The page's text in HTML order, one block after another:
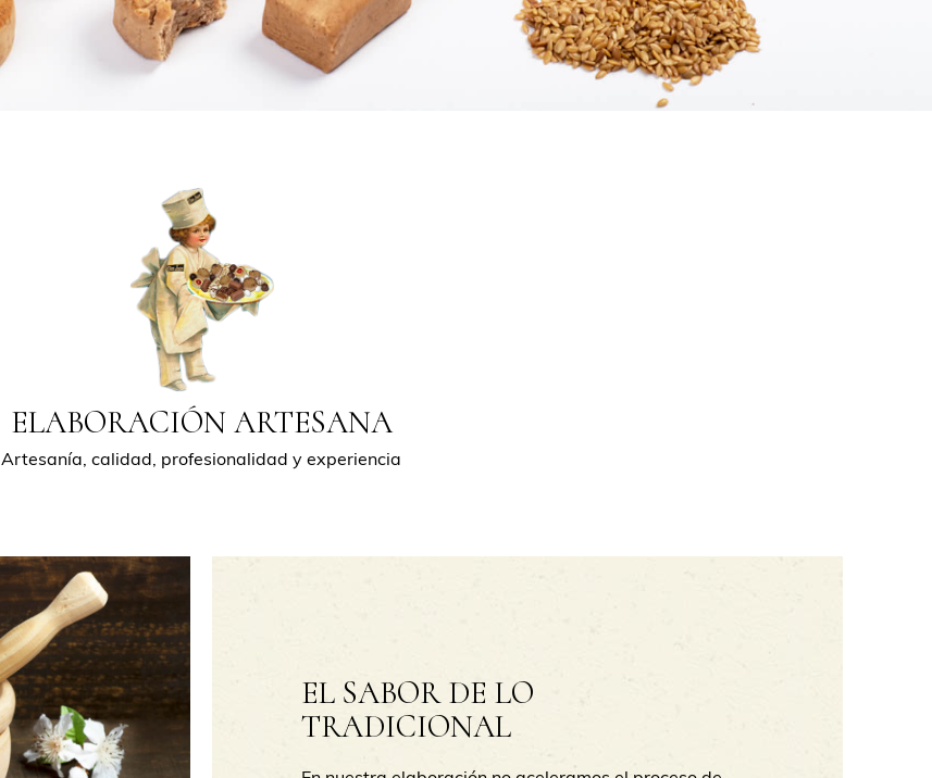
ELABORACIÓN ARTESANA
Artesanía, calidad, profesionalidad y experiencia
EL SABOR DE LO
TRADICIONAL